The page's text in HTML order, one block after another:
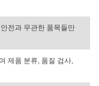
전과 무관한 품목들만
제품 분류, 품질 검사,